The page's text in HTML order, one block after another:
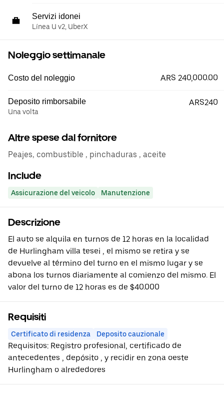
Servizi idonei
Línea U v2, UberX
Noleggio settimanale
Costo del noleggio ARS 240,000.00
Deposito rimborsabile
Una volta
ARS240
Altre spese dal fornitore
Peajes, combustible , pinchaduras , aceite
Include
Assicurazione del veicolo Manutenzione
Descrizione
El auto se alquila en turnos de 12 horas en la localidad
de Hurlingham villa tesei , el mismo se retira y se
devuelve al término del turno en el mismo lugar y se
abona los turnos diariamente al comienzo del mismo. El
valor del turno de 12 horas es de $40.000
Requisiti
Certificato di residenza Deposito cauzionale
Requisitos: Registro profesional, certificado de
antecedentes , depósito , y recidir en zona oeste
Hurlingham o alrededores